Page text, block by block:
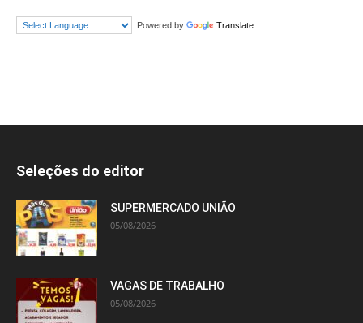
Powered by Translate
Seleções do editor
SUPERMERCADO UNIÃO
05/08/2026
VAGAS DE TRABALHO
05/08/2026